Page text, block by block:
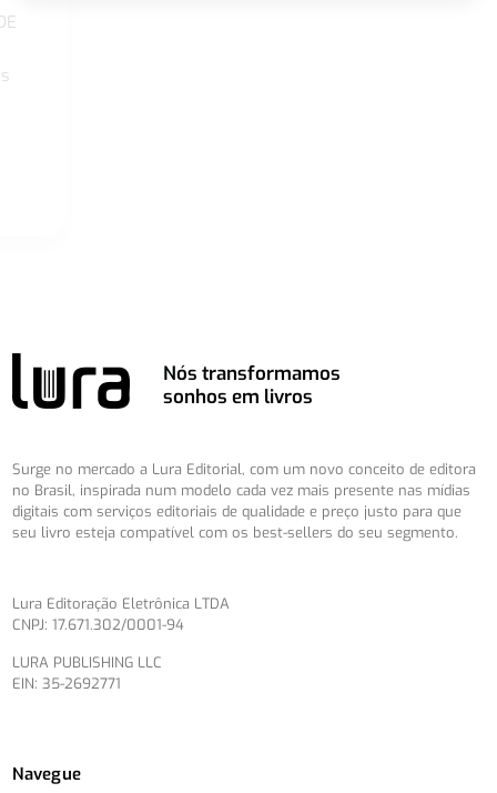
Nós transformamos
sonhos em livros
Surge no mercado a Lura Editorial, com um novo conceito de editora
no Brasil, inspirada num modelo cada vez mais presente nas mídias
digitais com serviços editoriais de qualidade e preço justo para que
seu livro esteja compatível com os best-sellers do seu segmento.
Lura Editoração Eletrônica LTDA
CNPJ: 17.671.302/0001-94
LURA PUBLISHING LLC
EIN: 35-2692771
Navegue